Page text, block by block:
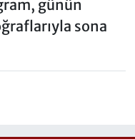
günün
sona